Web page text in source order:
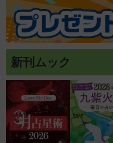
新刊ムック